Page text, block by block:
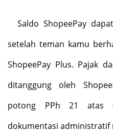
Saldo ShopeePay
setelah teman kamu
ShopeePay Plus. Pajak
ditanggung oleh
potong PPh 21 atas
dokumentasi administratif